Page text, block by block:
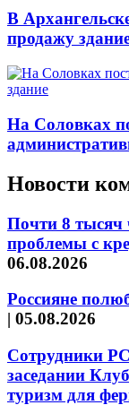
В
продажу
На Соловках
Новости
Почти 8
проблемы с
06.08.2026
Россияне
| 05.08.2026
Сотрудники
заседании
туризм для